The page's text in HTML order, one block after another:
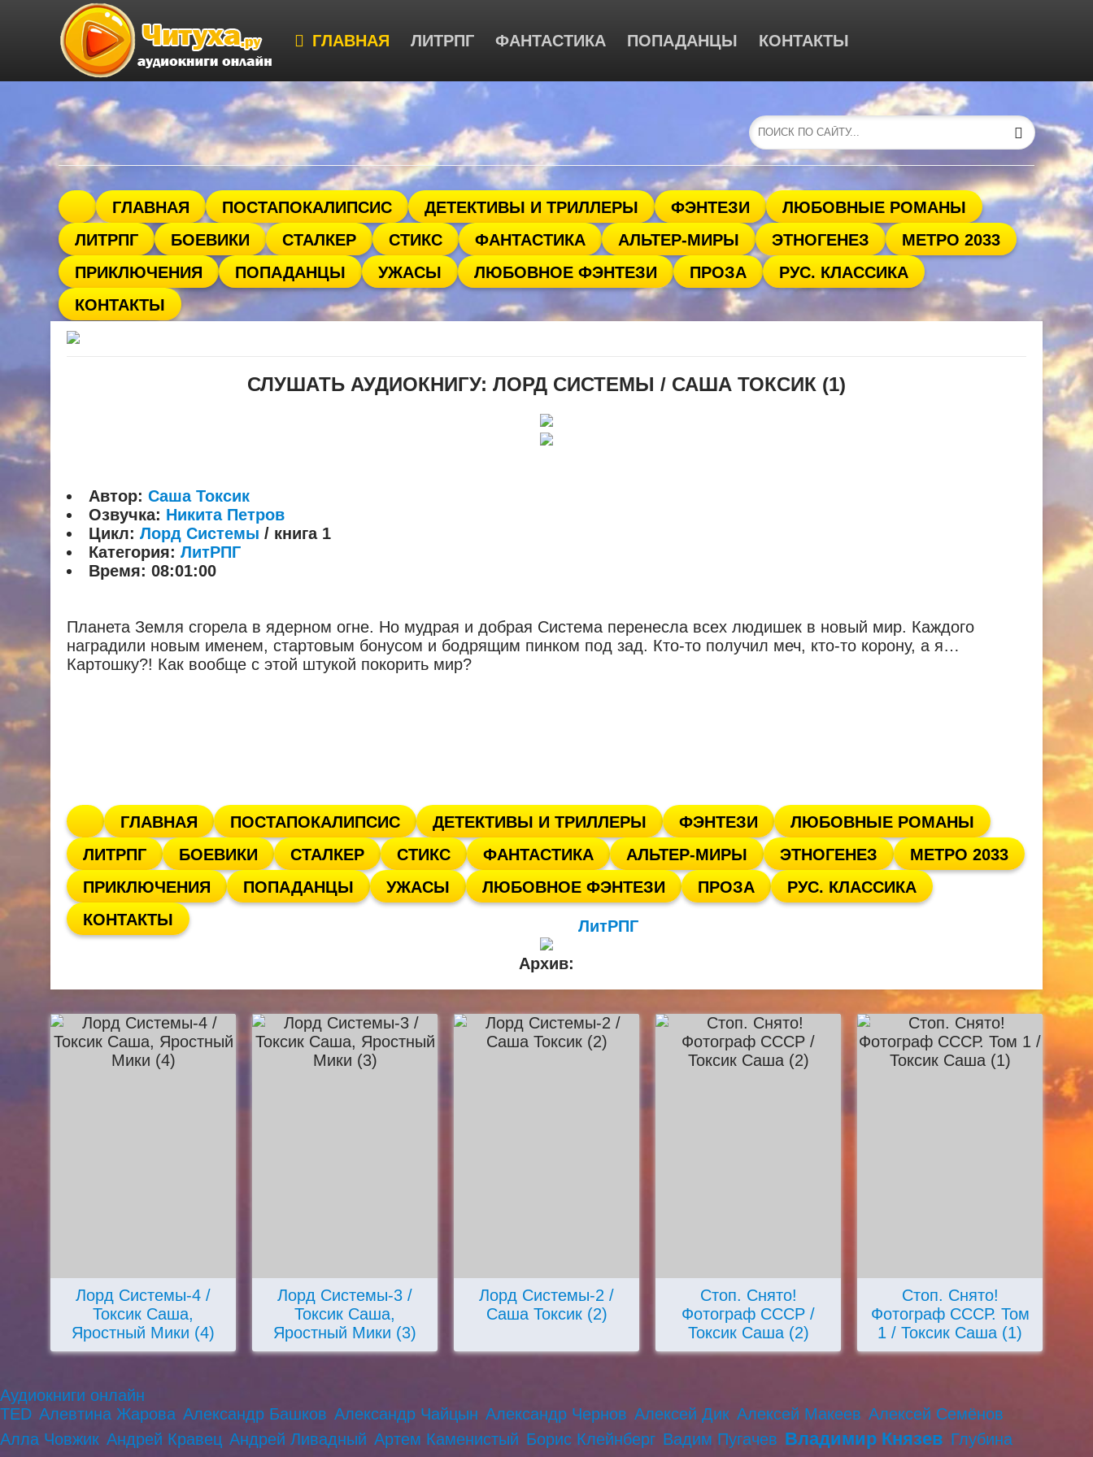
ГЛАВНАЯ ЛИТРПГ ФАНТАСТИКА ПОПАДАНЦЫ КОНТАКТЫ
ГЛАВНАЯ ПОСТАПОКАЛИПСИС ДЕТЕКТИВЫ И ТРИЛЛЕРЫ ФЭНТЕЗИ
ЛЮБОВНЫЕ РОМАНЫ
ЛИТРПГ
БОЕВИКИ СТАЛКЕР СТИКС ФАНТАСТИКА АЛЬТЕР-МИРЫ ЭТНОГЕНЕЗ
МЕТРО 2033
ПРИКЛЮЧЕНИЯ
ПОПАДАНЦЫ УЖАСЫ ЛЮБОВНОЕ ФЭНТЕЗИ ПРОЗА
РУС. КЛАССИКА
КОНТАКТЫ
СЛУШАТЬ АУДИОКНИГУ: ЛОРД СИСТЕМЫ / САША ТОКСИК (1)
Автор: Саша Токсик
Озвучка: Никита Петров
Цикл: Лорд Системы / книга 1
Категория: ЛитРПГ
Время: 08:01:00
Планета Земля сгорела в ядерном огне. Но мудрая и добрая Система перенесла всех людишек в новый мир. Каждого
наградили новым именем, стартовым бонусом и бодрящим пинком под зад. Кто-то получил меч, кто-то корону, а я…
Картошку?! Как вообще с этой штукой покорить мир?
ГЛАВНАЯ ПОСТАПОКАЛИПСИС ДЕТЕКТИВЫ И ТРИЛЛЕРЫ ФЭНТЕЗИ
ЛЮБОВНЫЕ РОМАНЫ
ЛИТРПГ
БОЕВИКИ СТАЛКЕР СТИКС ФАНТАСТИКА АЛЬТЕР-МИРЫ ЭТНОГЕНЕЗ
МЕТРО 2033
ПРИКЛЮЧЕНИЯ
ПОПАДАНЦЫ УЖАСЫ ЛЮБОВНОЕ ФЭНТЕЗИ ПРОЗА
РУС. КЛАССИКА
КОНТАКТЫ
ЛитРПГ
Архив:
Лорд Системы-4 /
Токсик Саша,
Яростный Мики (4)
Лорд Системы-3 /
Токсик Саша,
Яростный Мики (3)
Лорд Системы-2 /
Саша Токсик (2)
Стоп. Снято!
Фотограф СССР /
Токсик Саша (2)
Стоп. Снято!
Фотограф СССР. Том
1 / Токсик Саша (1)
Аудиокниги онлайн
TED Алевтина Жарова Александр Башков Александр Чайцын Александр Чернов Алексей Дик Алексей Макеев Алексей Семёнов
Алла Човжик Андрей Кравец Андрей Ливадный Артем Каменистый Борис Клейнберг Вадим Пугачев Владимир Князев Глубина